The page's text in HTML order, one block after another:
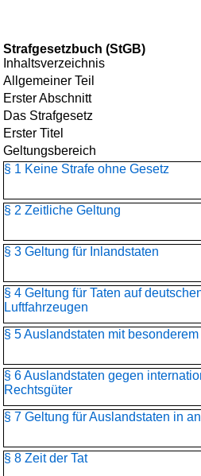
Strafgesetzbuch (StGB)
Inhaltsverzeichnis
Allgemeiner Teil
Erster Abschnitt
Das Strafgesetz
Erster Titel
Geltungsbereich
§ 1 Keine Strafe ohne Gesetz
§ 2 Zeitliche Geltung
§ 3 Geltung für Inlandstaten
§ 4 Geltung für Taten auf
Luftfahrzeugen
§ 5 Auslandstaten mit
§ 6 Auslandstaten gegen
Rechtsgüter
§ 7 Geltung für Auslandstaten in
§ 8 Zeit der Tat